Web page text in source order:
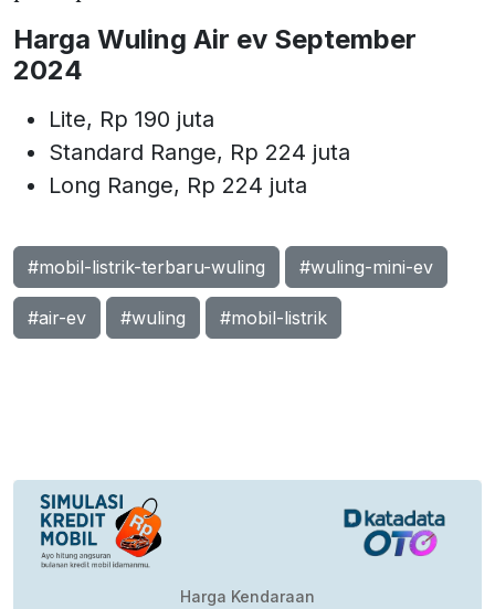
Harga Wuling Air ev September
2024
Lite, Rp 190 juta
Standard Range, Rp 224 juta
Long Range, Rp 224 juta
#mobil-listrik-terbaru-wuling #wuling-mini-ev
#air-ev #wuling #mobil-listrik